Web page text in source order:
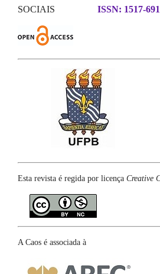
SOCIAIS
ISSN: 1517-
Esta revista é regida por licença Creative
A Caos é associada à